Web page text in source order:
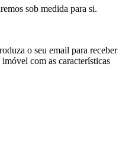
sob medida para si.
o seu email para receber
com as características